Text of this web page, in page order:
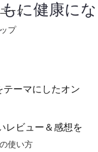
ーク
プ
使い方
に健康にな
ーマにしたオン